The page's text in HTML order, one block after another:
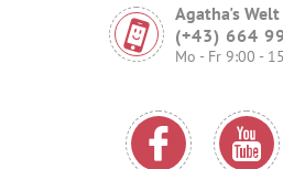
Agatha's
(+43) 664
Mo - Fr 9:00 -